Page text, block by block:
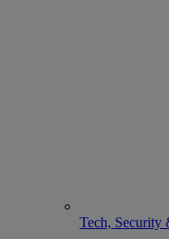
Tech, Security